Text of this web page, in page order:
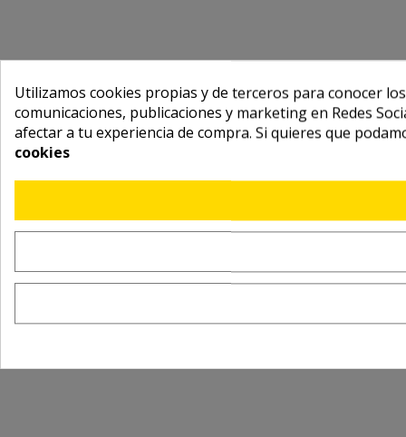
Utilizamos cookies propias y de terceros para conocer
comunicaciones, publicaciones y marketing en Redes
afectar a tu experiencia de compra. Si quieres que
cookies